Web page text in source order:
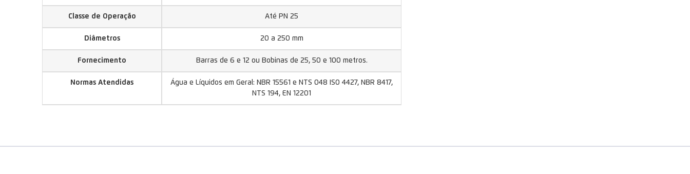
Classe de Operação Até PN 25
Diâmetros 20 a 250 mm
Fornecimento Barras de 6 e 12 ou Bobinas de 25, 50 e 100 metros.
Normas Atendidas
Água e Líquidos em Geral: NBR 15561 e NTS 048 ISO 4427, NBR 8417,
NTS 194, EN 12201